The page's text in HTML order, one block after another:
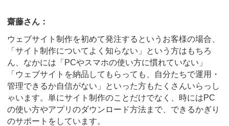
齋藤さん：
ウェブサイト制作を初めて発注するというお客様の場合、
「サイト制作についてよく知らない」という方はもちろ
ん、なかには「PCやスマホの使い方に慣れていない」
「ウェブサイトを納品してもらっても、自分たちで運用・
管理できるか自信がない」といった方もたくさんいらっし
ゃいます。単にサイト制作のことだけでなく、時にはPC
の使い方やアプリのダウンロード方法まで、できるかぎり
のサポートをしています。